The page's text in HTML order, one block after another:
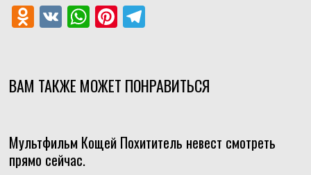
O
d
o
s
V
K
W
h
s
p
Pi
nt
e
T
gr
ВАМ ТАКЖЕ МОЖЕТ ПОНРАВИТЬСЯ
Мультфильм Кощей Похититель невест смотреть
прямо сейчас.